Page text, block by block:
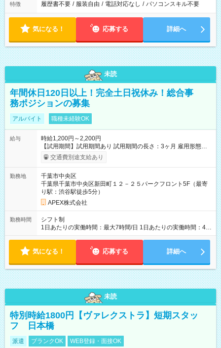
特徴 履歴書不要 / 服装自由 / 電話対応なし / パソコンスキル不要
気になる！ 応募する 詳細へ
未読
年間休日120日以上！完全土日祝休み！総合事
務ポジションの募集
アルバイト 職種未経験OK
給与
時給1,200円～2,200円
【試用期間】試用期間あり 試用期間の長さ：3ヶ月 雇用形態、
給与は本採用時と同じです。
交通費別途支給あり
勤務地
千葉市中央区
千葉県千葉市中央区新田町１２－２５パークフロント5F（最寄
り駅：渋谷駅徒歩5分）
APEX株式会社
勤務時間
シフト制
1日あたりの実働時間：最大7時間/日 1日あたりの実働時間：4-7
時間 シフト例 ・9時00分～15時00分 ・10時00分～17時00分 週
気になる！ 応募する 詳細へ
未読
特別時給1800円【ヴァレクストラ】短期スタッ
フ 日本橋
派遣 ブランクOK WEB登録・面接OK